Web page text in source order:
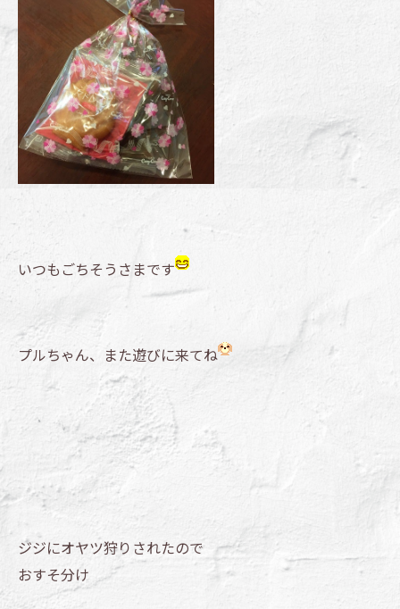
いつもごちそうさまです
プルちゃん、また遊びに来てね
ジジにオヤツ狩りされたので
おすそ分け